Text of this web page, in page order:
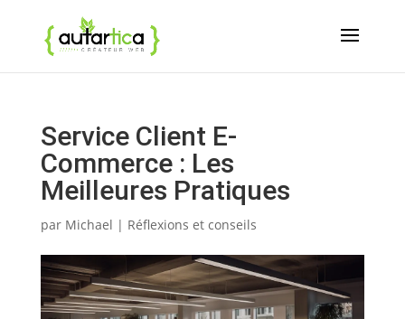
Service Client E-
Commerce : Les
Meilleures Pratiques
par Michael | Réflexions et conseils